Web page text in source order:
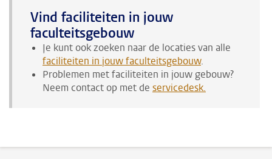
Vind faciliteiten in jouw
faculteitsgebouw
Je kunt ook zoeken naar de locaties van alle
faciliteiten in jouw faculteitsgebouw.
Problemen met faciliteiten in jouw gebouw?
Neem contact op met de servicedesk.